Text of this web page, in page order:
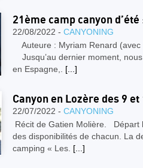
21ème camp canyon
22/08/2022 - CANYONING
Auteure : Myriam Renard (avec
Jusqu’au dernier moment,
en Espagne,. [...]
Canyon en Lozère des 9
22/07/2022 - CANYONING
Récit de Gatien Molière. Départ
des disponibilités de chacun. La
camping « Les. [...]